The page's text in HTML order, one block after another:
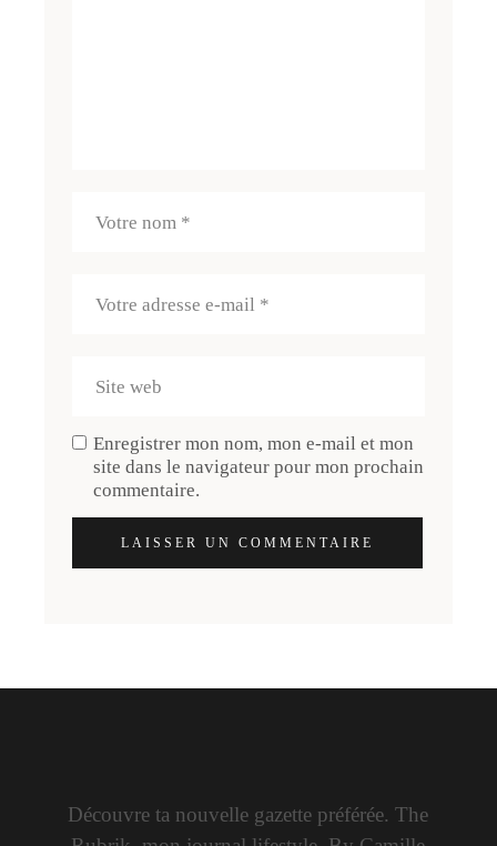
Enregistrer mon nom, mon e-mail et mon
site dans le navigateur pour mon prochain
commentaire.
LAISSER UN COMMENTAIRE
Découvre ta nouvelle gazette préférée. The